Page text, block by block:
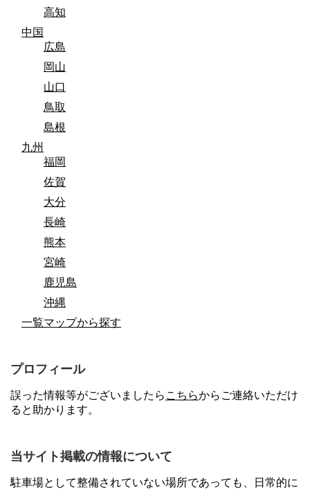
高知
中国
広島
岡山
山口
鳥取
島根
九州
福岡
佐賀
大分
長崎
熊本
宮崎
鹿児島
沖縄
一覧マップから探す
プロフィール
誤った情報等がございましたら こちらからご連絡いただけ
ると助かります。
当サイト掲載の情報について
駐車場として整備されていない場所であっても、日常的に